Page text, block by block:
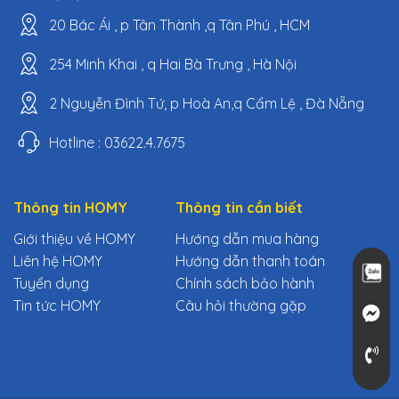
20 Bác Ái , p Tân Thành ,q Tân Phú , HCM
254 Minh Khai , q Hai Bà Trưng , Hà Nội
2 Nguyễn Đình Tứ, p Hoà An,q Cẩm Lệ , Đà Nẵng
Hotline : 03622.4.7675
Thông tin HOMY
Giới thiệu về HOMY
Liên hệ HOMY
Tuyển dụng
Tin tức HOMY
Thông tin cần biết
Hướng dẫn mua hàng
Hướng dẫn thanh toán
Chính sách bảo hành
Câu hỏi thường gặp